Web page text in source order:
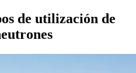
de utilización de